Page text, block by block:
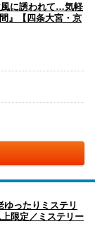
風に誘われて…気軽
』【四条大宮・京
ったりミステリ
限定／ミステリー